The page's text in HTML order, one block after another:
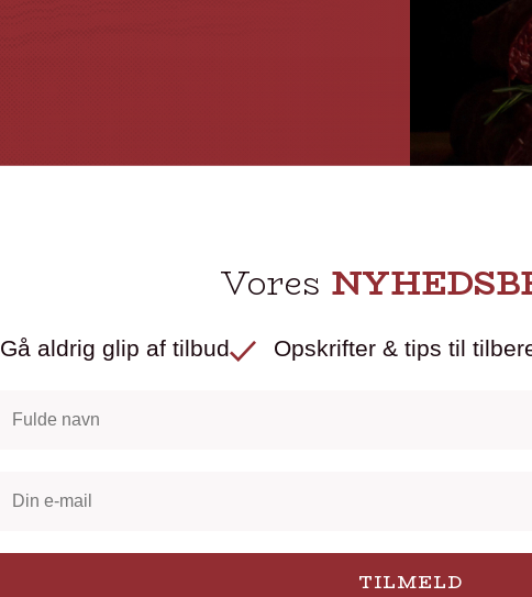
Vores
Gå aldrig glip af tilbud Opskrifter & tips til
TILMELD